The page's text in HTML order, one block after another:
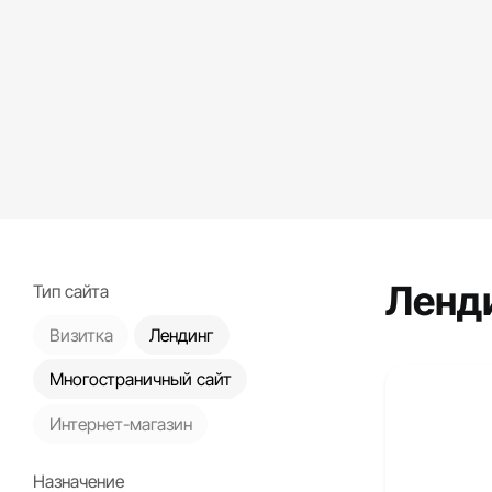
Тип сайта
Визитка Лендинг
Многостраничный сайт
Интернет-магазин
Назначение